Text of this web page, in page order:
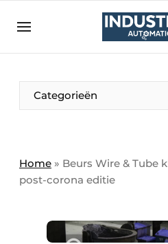
Aanmelden
Bedrijven
Bedrijven
Direct contact
Eigen content
Home
Categorieën
Home » Beurs Wire & Tube
post-corona editie